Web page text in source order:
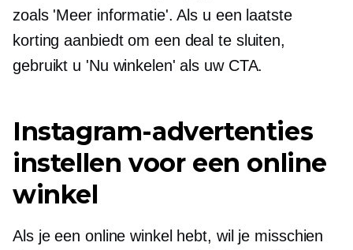
zoals 'Meer informatie'. Als u een laatste
korting aanbiedt om een ​​deal te sluiten,
gebruikt u 'Nu winkelen' als uw CTA.
Instagram-advertenties
instellen voor een online
winkel
Als je een online winkel hebt, wil je misschien